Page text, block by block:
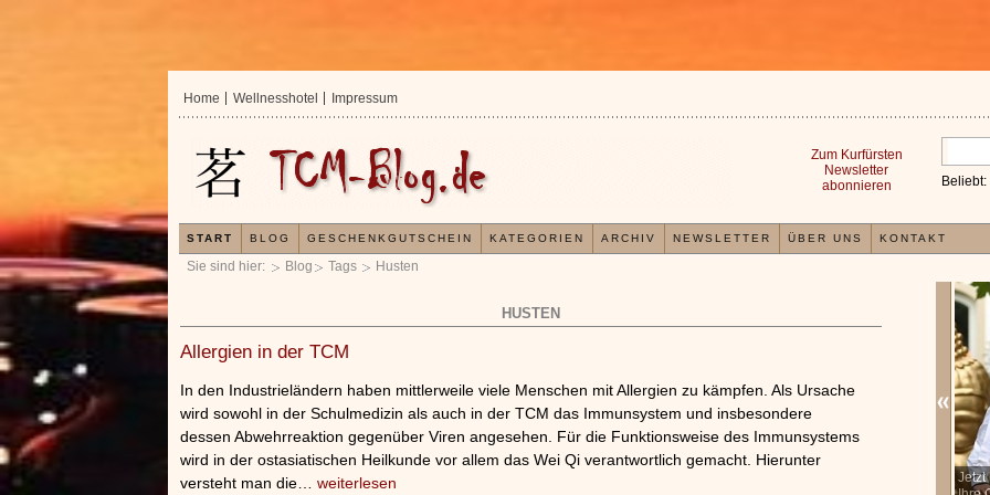
Sie sind hier: Blog Tags Husten
HUSTEN
Allergien in der TCM
In den Industrieländern haben mittlerweile viele Menschen mit Allergien zu kämpfen. Als Ursache
wird sowohl in der Schulmedizin als auch in der TCM das Immunsystem und insbesondere
dessen Abwehrreaktion gegenüber Viren angesehen. Für die Funktionsweise des Immunsystems
wird in der ostasiatischen Heilkunde vor allem das Wei Qi verantwortlich gemacht. Hierunter
versteht man die… weiterlesen
Jetzt
Home Wellnesshotel Impressum
Beliebt:
Zum Kurfürsten
Newsletter
abonnieren
START BLOG GESCHENKGUTSCHEIN KATEGORIEN ARCHIV NEWSLETTER ÜBER UNS KONTAKT